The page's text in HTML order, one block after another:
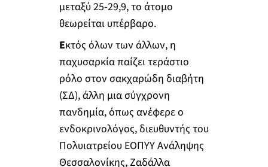
μεταξύ 25-29,9, το άτομο
θεωρείται υπέρβαρο.
Εκτός όλων των άλλων, η
παχυσαρκία παίζει τεράστιο
ρόλο στον σακχαρώδη διαβήτη
(ΣΔ), άλλη μια σύγχρονη
πανδημία, όπως ανέφερε ο
ενδοκρινολόγος, διευθυντής του
Πολυιατρείου ΕΟΠΥΥ Ανάληψης
Θεσσαλονίκης, Ζαδάλλα